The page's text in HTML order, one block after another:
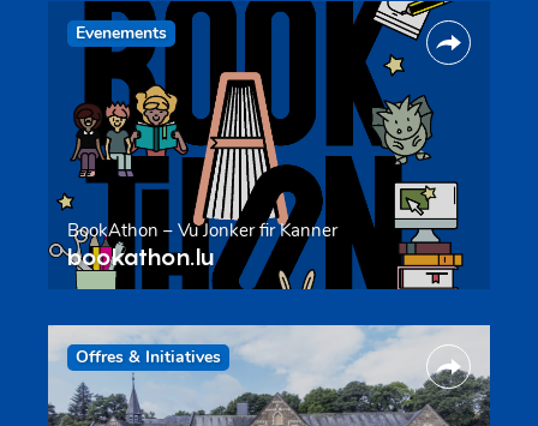
Evenements
BookAthon – Vu Jonker fir Kanner
bookathon.lu
Offres & Initiatives